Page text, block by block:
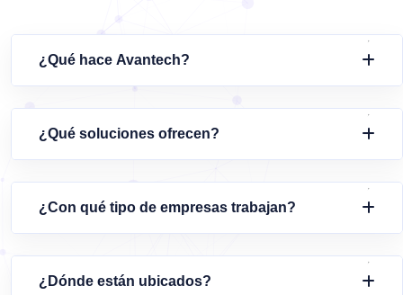
¿Qué hace Avantech?
¿Qué soluciones ofrecen?
¿Con qué tipo de empresas trabajan?
¿Dónde están ubicados?